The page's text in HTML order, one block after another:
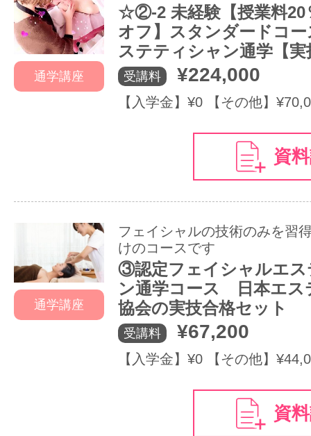
通学講座
☆②-2 未経験【授業料20
オフ】スタンダードコ
ステティシャン通学【実
受講料 ¥224,000
【入学金】¥0 【その他】
資
通学講座
フェイシャルの技術のみを習
けのコースです
③認定フェイシャルエス
ン通学コース 日本エス
協会の実技合格セット
受講料 ¥67,200
【入学金】¥0 【その他】
資